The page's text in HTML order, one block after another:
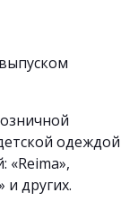
одеждой
и других.